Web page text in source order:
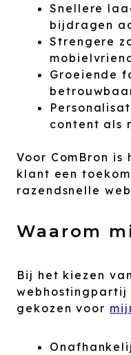
Snellere
bijdragen
Strengere
Groeiende
content als
Voor ComBron
klant een
razendsnelle
Waarom
Bij het kiezen
webhostingpartij
gekozen voor